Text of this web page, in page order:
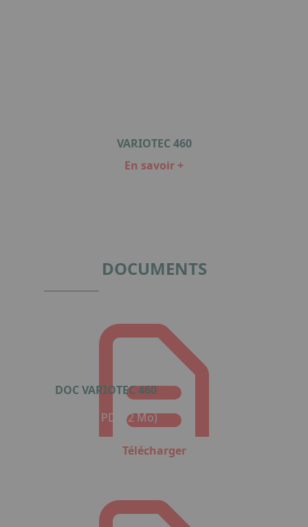
VARIOTEC 460
En savoir +
DOCUMENTS
DOC VARIOTEC 460
Format : PDF (2 Mo)
Télécharger